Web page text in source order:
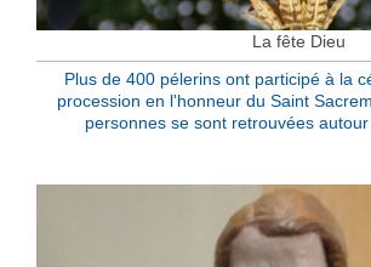
La fête Dieu
Plus de 400 pélerins ont participé à la
procession en l'honneur du Saint
personnes se sont retrouvées autour